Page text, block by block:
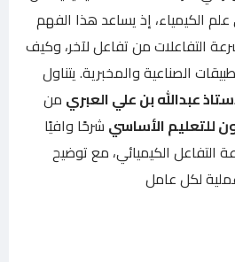
الكيمياء، إذ يساعد هذا الفهم
التفاعلات من تفاعل لآخر، وكيف
الصناعية والمخبرية. يتناول
عبدالله بن علي العبري من
للتعليم الأساسي شرحًا وافيًا
التفاعل الكيميائي، مع توضيح
لكل عامل